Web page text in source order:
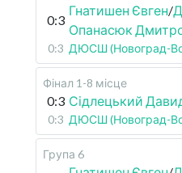
0:3
Гнатишен Євген/
Опанасюк
0:3 ДЮСШ (Новоград-
Фінал 1-8 місце
0:3 Сідлецький
0:3 ДЮСШ (Новоград-
Група 6